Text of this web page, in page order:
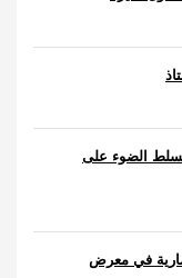
الضوء على
في معرض